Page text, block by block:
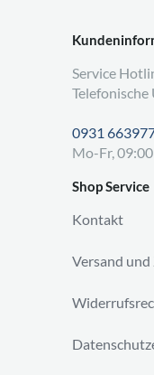
Service
0931
Mo-Fr,
Shop Service
Kontakt
Versand